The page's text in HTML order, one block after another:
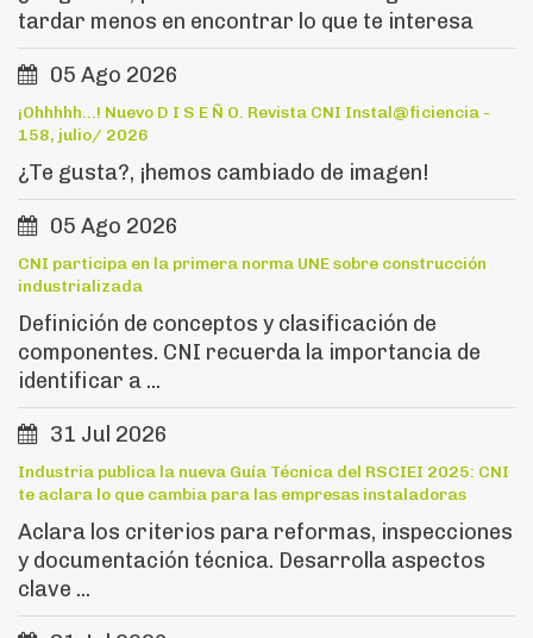
tardar menos en encontrar lo que te interesa
05 Ago 2026
¡Ohhhhh...! Nuevo D I S E Ñ O. Revista CNI Instal@ficiencia -
158, julio/ 2026
¿Te gusta?, ¡hemos cambiado de imagen!
05 Ago 2026
CNI participa en la primera norma UNE sobre construcción
industrializada
Definición de conceptos y clasificación de
componentes. CNI recuerda la importancia de
identificar a ...
31 Jul 2026
Industria publica la nueva Guía Técnica del RSCIEI 2025: CNI
te aclara lo que cambia para las empresas instaladoras
Aclara los criterios para reformas, inspecciones
y documentación técnica. Desarrolla aspectos
clave ...